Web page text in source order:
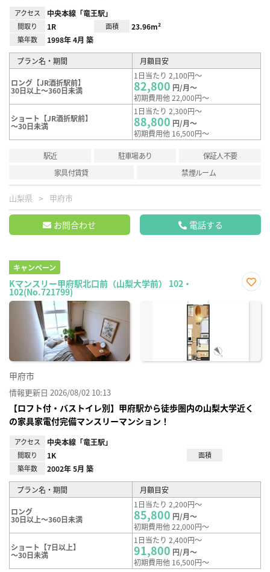
アクセス 中央本線「竜王駅」
間取り 1R 面積 23.96m²
築年数 1998年 4月 築
プラン名・期間 月額目安
ロング【JR酒折駅前】
30日以上～360日未満
1日当たり 2,100円～
82,800 円/月～
初期費用他 22,000円～
ショート【JR酒折駅前】
～30日未満
1日当たり 2,300円～
88,800 円/月～
初期費用他 16,500円～
駅近 駐車場あり
保証人不要
家具付賃貸
禁煙ルーム
山梨県 甲府市
お問合わせ 電話する
キャンペーン
Kマンスリー甲府駅北口前（山梨大学前） 102・
102(No.721799)
に入
甲府市
情報更新日 2026/08/02 10:13
【ロフト付・バストイレ別】甲府駅から徒歩圏内の山梨大学近く
の家具家電付完備マンスリーマンション！
アクセス 中央本線「竜王駅」
間取り 1K
面積
築年数
2002年 5月 築
プラン名・期間 月額目安
ロング
30日以上～360日未満
1日当たり 2,200円～
85,800 円/月～
初期費用他 22,000円～
ショート【7日以上】
～30日未満
1日当たり 2,400円～
91,800 円/月～
初期費用他 16,500円～